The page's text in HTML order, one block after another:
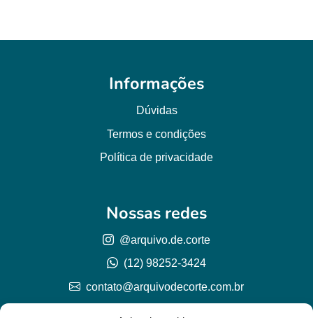
Informações
Dúvidas
Termos e condições
Política de privacidade
Nossas redes
@arquivo.de.corte
(12) 98252-3424
contato@arquivodecorte.com.br